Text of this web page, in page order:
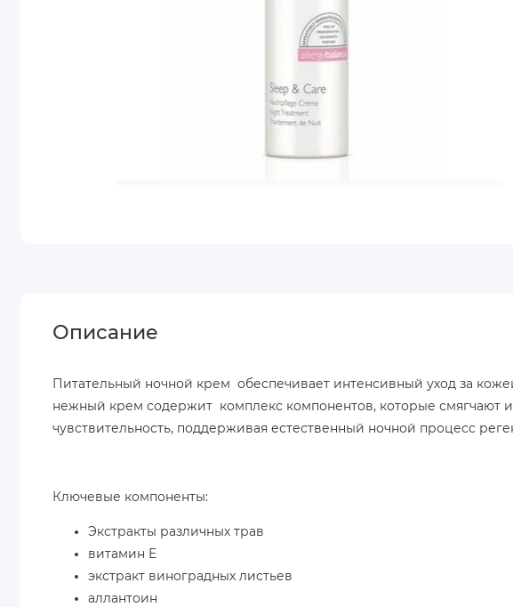
Описание
Питательный ночной крем обеспечивает интенсивный уход за
нежный крем содержит комплекс компонентов, которые смягчают
чувствительность, поддерживая естественный ночной процесс
Ключевые компоненты:
Экстракты различных трав
витамин Е
экстракт виноградных листьев
аллантоин